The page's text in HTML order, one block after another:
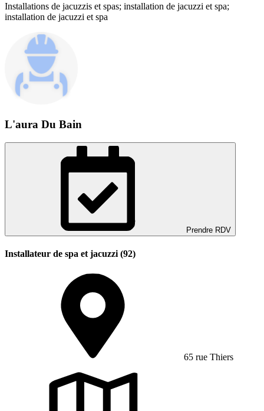
Installations de jacuzzis et spas; installation de jacuzzi et spa;
installation de jacuzzi et spa
L'aura Du Bain
Prendre RDV
Installateur de spa et jacuzzi (92)
65 rue Thiers